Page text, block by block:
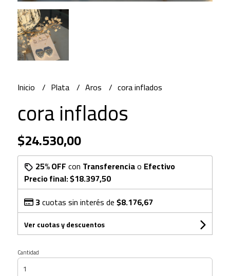
Inicio Plata Aros cora inflados
cora inflados
$24.530,00
25% OFFcon Transferenciao Efectivo
Precio final:$18.397,50
3cuotas sin interés de$8.176,67
Ver cuotas y descuentos
Cantidad